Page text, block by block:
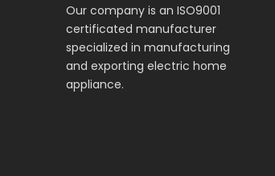
Our company is an ISO9001
certificated manufacturer
specialized in manufacturing
and exporting electric home
appliance.